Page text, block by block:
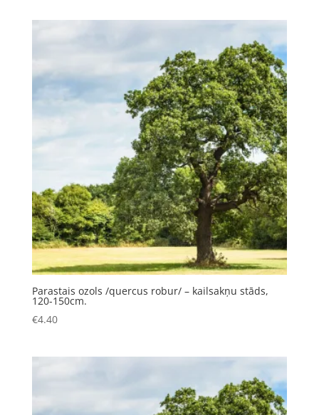
Parastais ozols /quercus robur/ – kailsakņu stāds,
120-150cm.
€4.40